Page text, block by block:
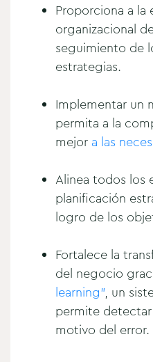
Proporciona a la
organizacional
seguimiento de
estrategias.
Implementar un
permita a la
mejor a las
Alinea todos los
planificación
logro de los
Fortalece la
del negocio
learning", un
permite detectar
motivo del error.